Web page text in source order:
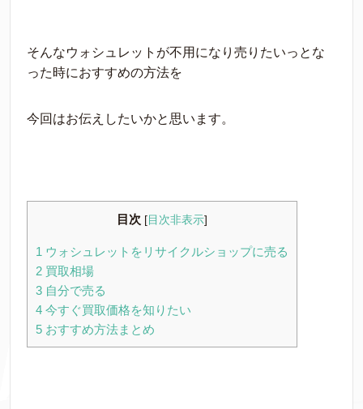
そんなウォシュレットが不用になり売りたいっとな
った時におすすめの方法を
今回はお伝えしたいかと思います。
目次 [ 目次非表示]
1 ウォシュレットをリサイクルショップに売る
2 買取相場
3 自分で売る
4 今すぐ買取価格を知りたい
5 おすすめ方法まとめ